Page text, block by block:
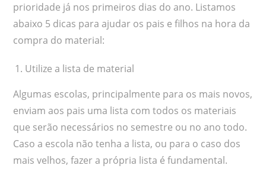
prioridade já nos primeiros dias do ano. Listamos
abaixo 5 dicas para ajudar os pais e filhos na hora da
compra do material:
Utilize a lista de material
Algumas escolas, principalmente para os mais novos,
enviam aos pais uma lista com todos os materiais
que serão necessários no semestre ou no ano todo.
Caso a escola não tenha a lista, ou para o caso dos
mais velhos, fazer a própria lista é fundamental.